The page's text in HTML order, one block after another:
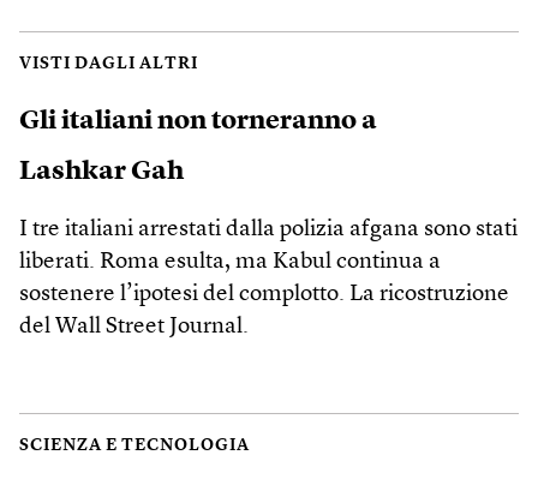
VISTI DAGLI ALTRI
Gli italiani non torneranno a
Lashkar Gah
I tre italiani arrestati dalla polizia afgana sono stati
liberati. Roma esulta, ma Kabul continua a
sostenere l’ipotesi del complotto. La ricostruzione
del Wall Street Journal.
SCIENZA E TECNOLOGIA